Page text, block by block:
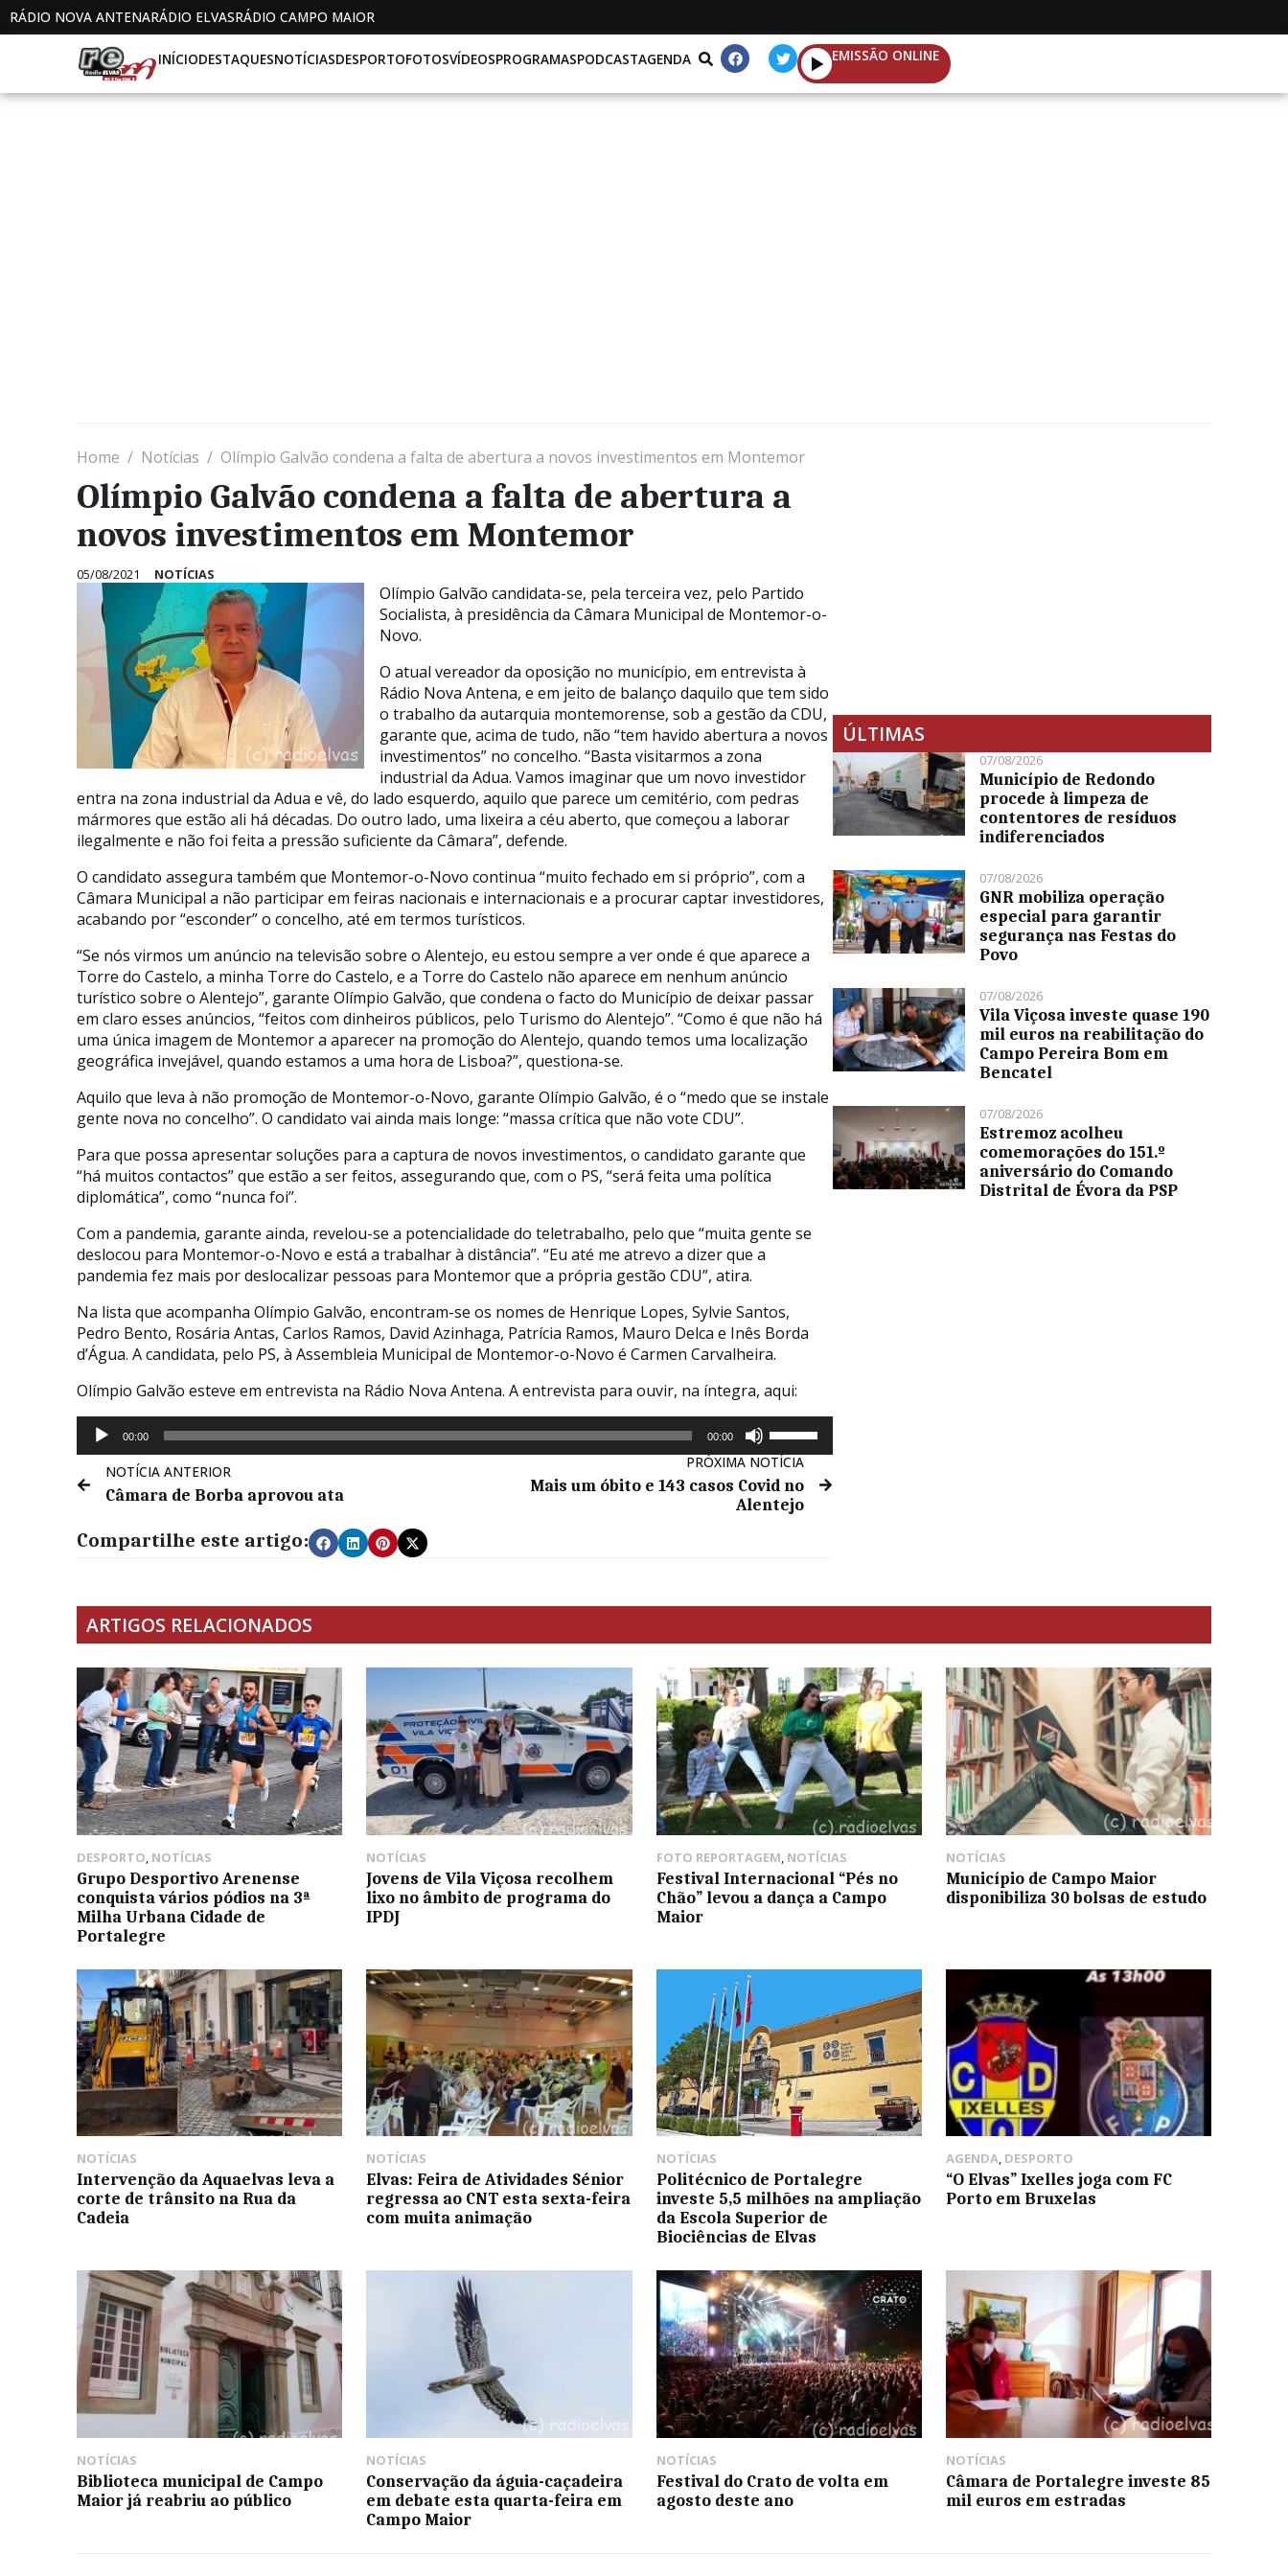
RÁDIO NOVA ANTENARÁDIO ELVASRÁDIO CAMPO MAIOR
INÍCIODESTAQUESNOTÍCIASDESPORTOFOTOSVÍDEOSPROGRAMASPODCASTAGENDA EMISSÃO ONLINE
Home Notícias Olímpio Galvão condena a falta de abertura a novos investimentos em Montemor
Olímpio Galvão condena a falta de abertura a
novos investimentos em Montemor
05/08/2021 NOTÍCIAS
Olímpio Galvão candidata-se, pela terceira vez, pelo Partido
Socialista, à presidência da Câmara Municipal de Montemor-o-
Novo.
O atual vereador da oposição no município, em entrevista à
Rádio Nova Antena, e em jeito de balanço daquilo que tem sido
o trabalho da autarquia montemorense, sob a gestão da CDU,
garante que, acima de tudo, não “tem havido abertura a novos
investimentos” no concelho. “Basta visitarmos a zona
industrial da Adua. Vamos imaginar que um novo investidor
entra na zona industrial da Adua e vê, do lado esquerdo, aquilo que parece um cemitério, com pedras
mármores que estão ali há décadas. Do outro lado, uma lixeira a céu aberto, que começou a laborar
ilegalmente e não foi feita a pressão suficiente da Câmara”, defende.
O candidato assegura também que Montemor-o-Novo continua “muito fechado em si próprio”, com a
Câmara Municipal a não participar em feiras nacionais e internacionais e a procurar captar investidores,
acabando por “esconder” o concelho, até em termos turísticos.
“Se nós virmos um anúncio na televisão sobre o Alentejo, eu estou sempre a ver onde é que aparece a
Torre do Castelo, a minha Torre do Castelo, e a Torre do Castelo não aparece em nenhum anúncio
turístico sobre o Alentejo”, garante Olímpio Galvão, que condena o facto do Município de deixar passar
em claro esses anúncios, “feitos com dinheiros públicos, pelo Turismo do Alentejo”. “Como é que não há
uma única imagem de Montemor a aparecer na promoção do Alentejo, quando temos uma localização
geográfica invejável, quando estamos a uma hora de Lisboa?”, questiona-se.
Aquilo que leva à não promoção de Montemor-o-Novo, garante Olímpio Galvão, é o “medo que se instale
gente nova no concelho”. O candidato vai ainda mais longe: “massa crítica que não vote CDU”.
Para que possa apresentar soluções para a captura de novos investimentos, o candidato garante que
“há muitos contactos” que estão a ser feitos, assegurando que, com o PS, “será feita uma política
diplomática”, como “nunca foi”.
Com a pandemia, garante ainda, revelou-se a potencialidade do teletrabalho, pelo que “muita gente se
deslocou para Montemor-o-Novo e está a trabalhar à distância”. “Eu até me atrevo a dizer que a
pandemia fez mais por deslocalizar pessoas para Montemor que a própria gestão CDU”, atira.
Na lista que acompanha Olímpio Galvão, encontram-se os nomes de Henrique Lopes, Sylvie Santos,
Pedro Bento, Rosária Antas, Carlos Ramos, David Azinhaga, Patrícia Ramos, Mauro Delca e Inês Borda
d’Água. A candidata, pelo PS, à Assembleia Municipal de Montemor-o-Novo é Carmen Carvalheira.
Olímpio Galvão esteve em entrevista na Rádio Nova Antena. A entrevista para ouvir, na íntegra, aqui:
Reprodutor
áudio
00:00 00:00
setas
cima/baixo
para
NOTÍCIA ANTERIOR
Câmara de Borba aprovou ata
PRÓXIMA NOTÍCIA
Mais um óbito e 143 casos Covid no
Alentejo
Compartilhe este artigo:
ÚLTIMAS
07/08/2026
Município de Redondo
procede à limpeza de
contentores de resíduos
indiferenciados
07/08/2026
GNR mobiliza operação
especial para garantir
segurança nas Festas do
Povo
07/08/2026
Vila Viçosa investe quase 190
mil euros na reabilitação do
Campo Pereira Bom em
Bencatel
07/08/2026
Estremoz acolheu
comemorações do 151.º
aniversário do Comando
Distrital de Évora da PSP
ARTIGOS RELACIONADOS
DESPORTO, NOTÍCIAS
Grupo Desportivo Arenense
conquista vários pódios na 3ª
Milha Urbana Cidade de
Portalegre
NOTÍCIAS
Jovens de Vila Viçosa recolhem
lixo no âmbito de programa do
IPDJ
FOTO REPORTAGEM, NOTÍCIAS
Festival Internacional “Pés no
Chão” levou a dança a Campo
Maior
NOTÍCIAS
Município de Campo Maior
disponibiliza 30 bolsas de estudo
NOTÍCIAS
Intervenção da Aquaelvas leva a
corte de trânsito na Rua da
Cadeia
NOTÍCIAS
Elvas: Feira de Atividades Sénior
regressa ao CNT esta sexta-feira
com muita animação
NOTÍCIAS
Politécnico de Portalegre
investe 5,5 milhões na ampliação
da Escola Superior de
Biociências de Elvas
AGENDA, DESPORTO
“O Elvas” Ixelles joga com FC
Porto em Bruxelas
NOTÍCIAS
Biblioteca municipal de Campo
Maior já reabriu ao público
NOTÍCIAS
Conservação da águia-caçadeira
em debate esta quarta-feira em
Campo Maior
NOTÍCIAS
Festival do Crato de volta em
agosto deste ano
NOTÍCIAS
Câmara de Portalegre investe 85
mil euros em estradas